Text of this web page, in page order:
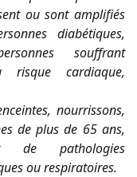
ou sont amplifiés
diabétiques,
souffrant
cardiaque,
nourrissons,
de plus de 65 ans,
de pathologies
ou respiratoires.